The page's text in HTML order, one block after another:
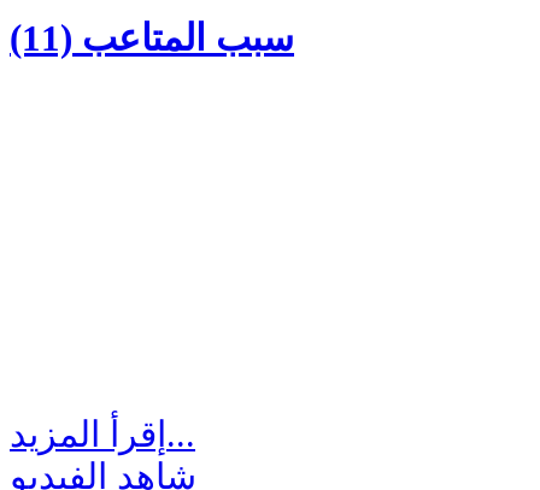
(11) سبب المتاعب
إقرأ المزيد...
شاهد الفيديو